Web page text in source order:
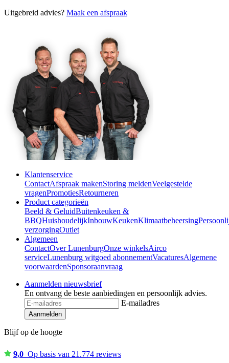
Uitgebreid advies? Maak een afspraak
Klantenservice
ContactAfspraak makenStoring meldenVeelgestelde
vragenPromotiesRetourneren
Product categorieën
Beeld & GeluidBuitenkeuken &
BBQHuishoudelijkInbouwKeukenKlimaatbeheersing
verzorgingOutlet
Algemeen
ContactOver LunenburgOnze winkelsAirco
serviceLunenburg witgoed abonnementVacaturesAlgemene
voorwaardenSponsoraanvraag
Aanmelden nieuwsbrief
En ontvang de beste aanbiedingen en persoonlijk advies.
E-mailadres
Aanmelden
Blijf op de hoogte
9,0 Op basis van 21.774 reviews